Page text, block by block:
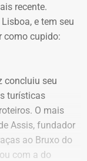
por Moraes.
com parecer
(PGR), que
momento.
recente.
e tem seu
como cupido:
concluiu seu
turísticas
O mais
Assis, fundador
ao Bruxo do
com a do